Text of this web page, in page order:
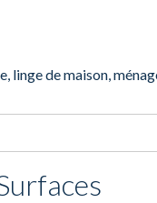
linge de maison,